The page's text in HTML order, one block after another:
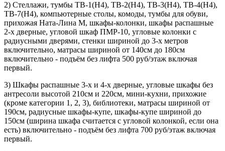
2) Стеллажи, тумбы ТВ-1(Н4), ТВ-2(Н4), ТВ-3(Н4), ТВ-4(Н4),
ТВ-7(Н4), компьютерные столы, комоды, тумбы для обуви,
прихожая Ната-Лина М, шкафы-колонки, шкафы распашные
2-х дверные, угловой шкаф ПМР-10, угловые колонки с
радиусными дверями, стенки шириной до 3-х метров
включительно, матрасы шириной от 140см до 180см
включительно - подъём без лифта 500 руб/этаж включая
первый.
3) Шкафы распашные 3-х и 4-х дверные, угловые шкафы без
антресоли высотой 210см и 220см, мини-кухни, прихожие
(кроме категории 1, 2, 3), библиотеки, матрасы шириной от
190см, радиусные шкафы-купе, шкафы-купе шириной до
150см (ширина шкафа считается с угловой колонкой, если она
есть) включительно - подъём без лифта 700 руб/этаж включая
первый.